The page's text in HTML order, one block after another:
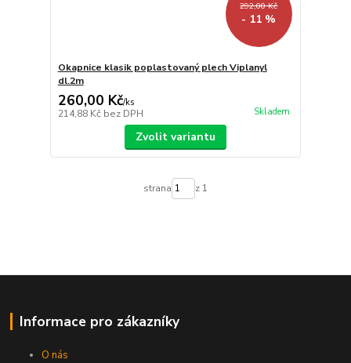
292,00 Kč
- 11 %
Okapnice klasik poplastovaný plech Viplanyl
dl.2m
260,00 Kč/ks
214,88 Kč bez DPH Skladem
Zvolit variantu
strana z 1
Informace pro zákazníky
O nás